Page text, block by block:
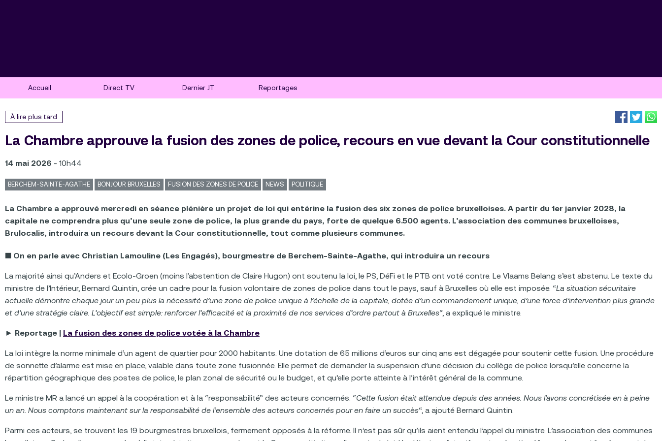
Accueil Direct TV Dernier JT Reportages
À lire plus tard
La Chambre approuve la fusion des zones de police, recours en vue devant la Cour constitutionnelle
14 mai 2026 - 10h44
BERCHEM-SAINTE-AGATHE BONJOUR BRUXELLES FUSION DES ZONES DE POLICE NEWS POLITIQUE
La Chambre a approuvé mercredi en séance plénière un projet de loi qui entérine la fusion des six zones de police bruxelloises. A partir du 1er janvier 2028, la
capitale ne comprendra plus qu’une seule zone de police, la plus grande du pays, forte de quelque 6.500 agents. L’association des communes bruxelloises,
Brulocalis, introduira un recours devant la Cour constitutionnelle, tout comme plusieurs communes.
■ On en parle avec Christian Lamouline (Les Engagés), bourgmestre de Berchem-Sainte-Agathe, qui introduira un recours
La majorité ainsi qu’Anders et Ecolo-Groen (moins l’abstention de Claire Hugon) ont soutenu la loi, le PS, DéFi et le PTB ont voté contre. Le Vlaams Belang s’est abstenu. Le texte du
ministre de l’Intérieur, Bernard Quintin, crée un cadre pour la fusion volontaire de zones de police dans tout le pays, sauf à Bruxelles où elle est imposée. “La situation sécuritaire
actuelle démontre chaque jour un peu plus la nécessité d’une zone de police unique à l’échelle de la capitale, dotée d’un commandement unique, d’une force d’intervention plus grande
et d’une stratégie claire. L’objectif est simple: renforcer l’efficacité et la proximité de nos services d’ordre partout à Bruxelles“, a expliqué le ministre.
► Reportage | La fusion des zones de police votée à la Chambre
La loi intègre la norme minimale d’un agent de quartier pour 2000 habitants. Une dotation de 65 millions d’euros sur cinq ans est dégagée pour soutenir cette fusion. Une procédure
de sonnette d’alarme est mise en place, valable dans toute zone fusionnée. Elle permet de demander la suspension d’une décision du collège de police lorsqu’elle concerne la
répartition géographique des postes de police, le plan zonal de sécurité ou le budget, et qu’elle porte atteinte à l’intérêt général de la commune.
Le ministre MR a lancé un appel à la coopération et à la “responsabilité” des acteurs concernés. “Cette fusion était attendue depuis des années. Nous l’avons concrétisée en à peine
un an. Nous comptons maintenant sur la responsabilité de l’ensemble des acteurs concernés pour en faire un succès“, a ajouté Bernard Quintin.
Parmi ces acteurs, se trouvent les 19 bourgmestres bruxellois, fermement opposés à la réforme. Il n’est pas sûr qu’ils aient entendu l’appel du ministre. L’association des communes